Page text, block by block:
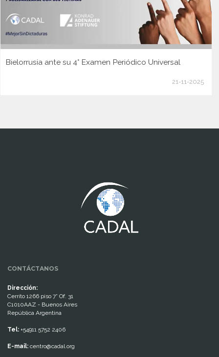
Bielorrusia ante su 4° Examen Periódico Universal
21-11-2025
CONTÁCTANOS
Dirección:
Cerrito 1266 piso 7° Of. 31
C1010AAZ - Buenos Aires
República Argentina
Tel: +54911 5752 2406
E-mail: centro@cadal.org